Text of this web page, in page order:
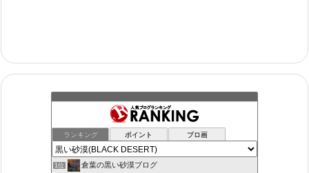
ランキング ポイント ブロ画
1位 倉葉の黒い砂漠ブログ